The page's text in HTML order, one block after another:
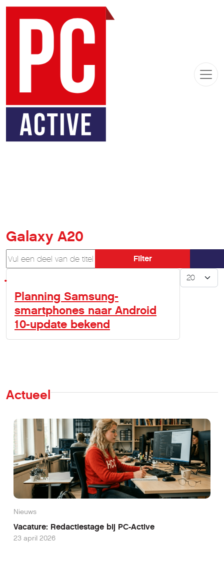
Galaxy A20
Vul een deel van de titel in
Filter
Toon #
Planning Samsung-
smartphones naar Android
10-update bekend
Actueel
Nieuws
Vacature: Redactiestage bij PC-Active
23 april 2026